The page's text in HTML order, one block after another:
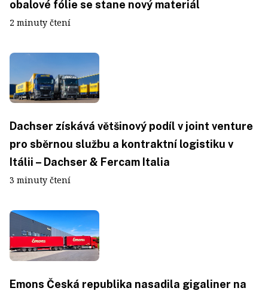
obalové fólie se stane nový materiál
2 minuty čtení
Dachser získává většinový podíl v joint venture
pro sběrnou službu a kontraktní logistiku v
Itálii – Dachser & Fercam Italia
3 minuty čtení
Emons Česká republika nasadila gigaliner na